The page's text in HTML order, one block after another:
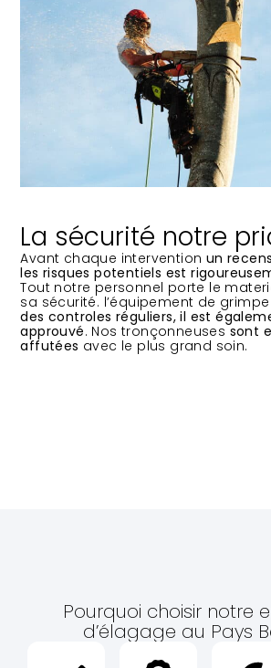
La sécurité notre
Avant chaque intervention un
les risques potentiels est
Tout notre personnel porte le
sa sécurité. l’équipement de
des controles réguliers, il est
approuvé. Nos tronçonneuses sont
affutées avec le plus grand soin.
Pourquoi choisir notre
d’élagage au Pays